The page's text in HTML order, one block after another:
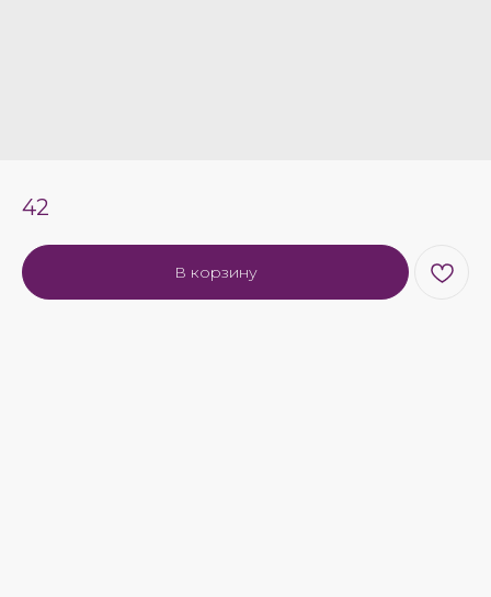
42
В корзину